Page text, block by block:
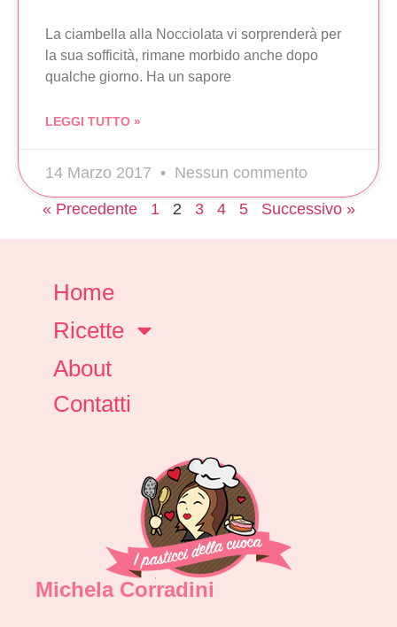
La ciambella alla Nocciolata vi sorprenderà per
la sua sofficità, rimane morbido anche dopo
qualche giorno. Ha un sapore
LEGGI TUTTO »
14 Marzo 2017 Nessun commento
« Precedente 1 2 3 4 5 Successivo »
Home
Ricette
About
Contatti
Michela Corradini